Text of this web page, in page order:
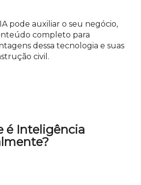
pode auxiliar o seu negócio,
completo para
dessa tecnologia e suas
civil.
é Inteligência